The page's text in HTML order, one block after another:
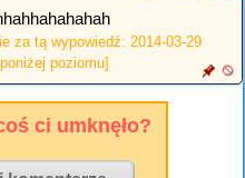
za tą wypowiedź: 2014-03-29
poziomu]
ci umknęło?